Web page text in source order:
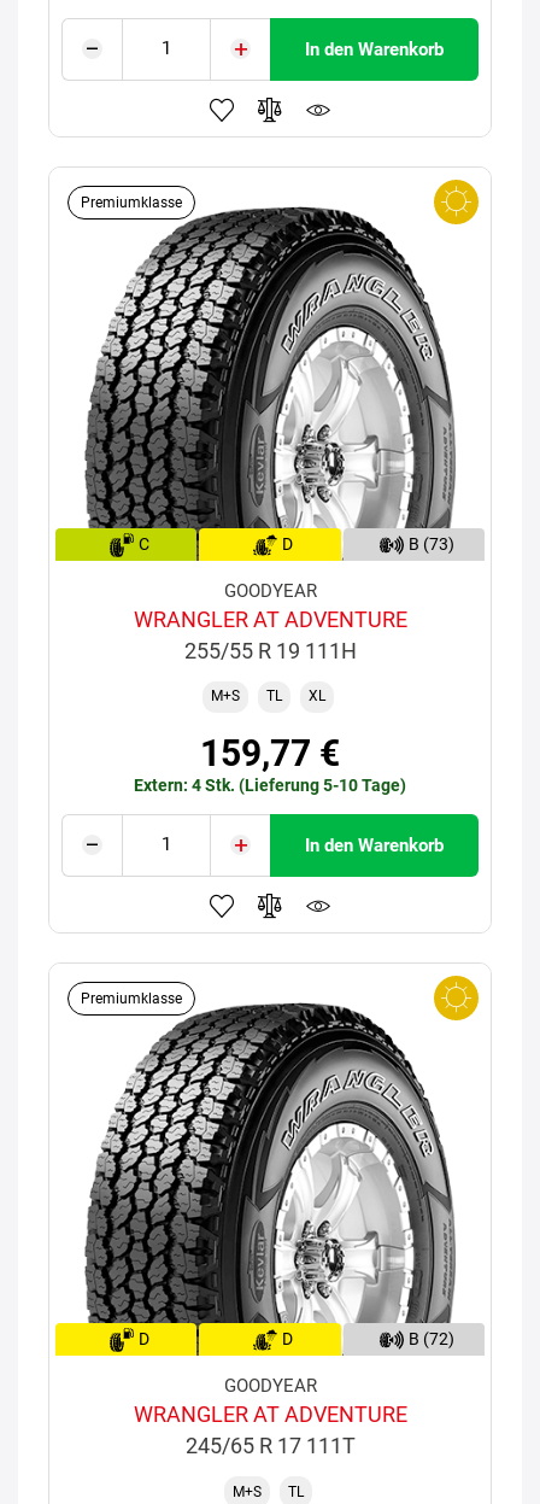
In den Warenkorb
Premiumklasse
C D B (73)
GOODYEAR
WRANGLER AT ADVENTURE
255/55 R 19 111H
M+S TL XL
159,77 €
Extern: 4 Stk. (Lieferung 5-10 Tage)
In den Warenkorb
Premiumklasse
D D B (72)
GOODYEAR
WRANGLER AT ADVENTURE
245/65 R 17 111T
M+S TL